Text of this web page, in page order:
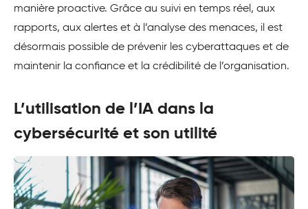
manière proactive. Grâce au suivi en temps réel, aux
rapports, aux alertes et à l’analyse des menaces, il est
désormais possible de prévenir les cyberattaques et de
maintenir la confiance et la crédibilité de l’organisation.
L’utilisation de l’IA dans la
cybersécurité et son utilité